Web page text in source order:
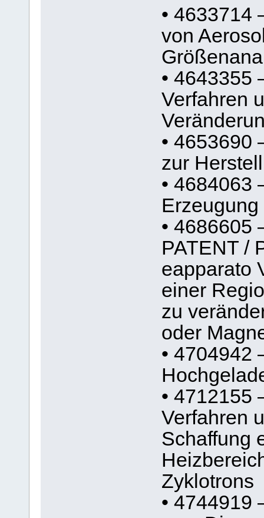
• 4633714
von
• 4643355
Verfahren
• 4653690
zur
• 4684063
• 4686605
PATENT /
eapparato
einer
zu
oder
• 4704942
• 4712155
Verfahren
Schaffung
Zyklotrons
• 4744919